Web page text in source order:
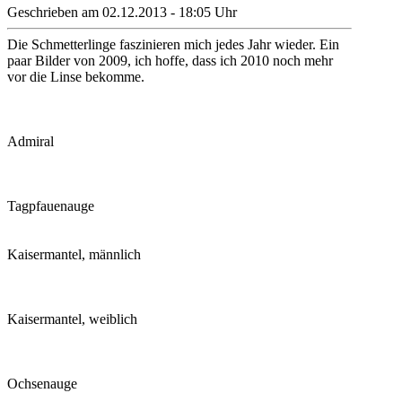
Geschrieben am 02.12.2013 - 18:05 Uhr
Die Schmetterlinge faszinieren mich jedes Jahr wieder. Ein
paar Bilder von 2009, ich hoffe, dass ich 2010 noch mehr
vor die Linse bekomme.
Admiral
Tagpfauenauge
Kaisermantel, männlich
Kaisermantel, weiblich
Ochsenauge